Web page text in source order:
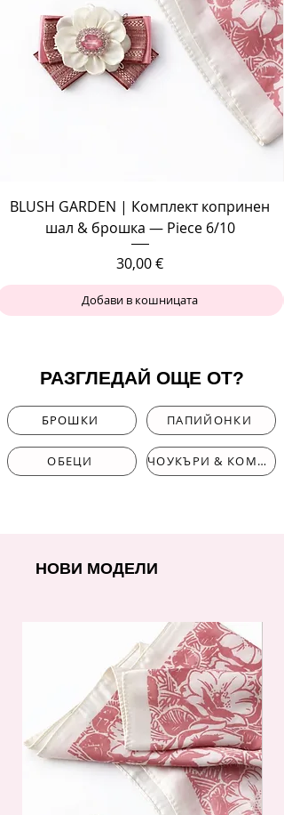
BLUSH GARDEN | Комплект копринен
шал & брошка — Piece 6/10
Цена
30,00 €
Добави в кошницата
РАЗГЛЕДАЙ ОЩЕ ОТ?
БРОШКИ ПАПИЙОНКИ
ОБЕЦИ ЧОУКЪРИ & КОМПЛЕКТИ
НОВИ МОДЕЛИ